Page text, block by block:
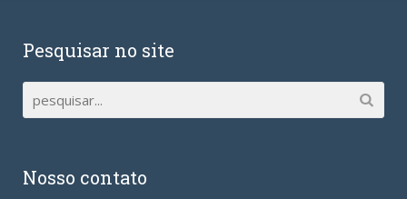
Pesquisar no site
Nosso contato